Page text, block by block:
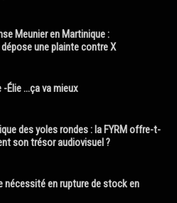
Meunier en Martinique :
dépose une plainte contre X
-Élie …ça va mieux
des yoles rondes : la FYRM offre-t-
son trésor audiovisuel ?
nécessité en rupture de stock en